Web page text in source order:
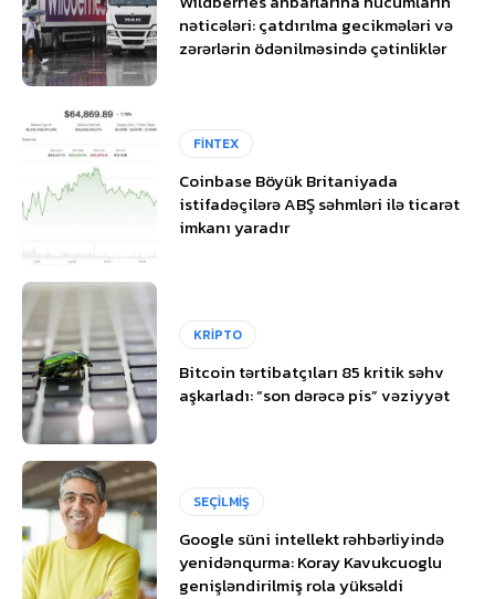
nəticələri: çatdırılma gecikmələri və
zərərlərin ödənilməsində çətinliklər
FİNTEX
Coinbase Böyük Britaniyada
istifadəçilərə ABŞ səhmləri ilə ticarət
imkanı yaradır
KRİPTO
Bitcoin tərtibatçıları 85 kritik səhv
aşkarladı: “son dərəcə pis” vəziyyət
SEÇİLMİŞ
Google süni intellekt rəhbərliyində
yenidənqurma: Koray Kavukcuoglu
genişləndirilmiş rola yüksəldi